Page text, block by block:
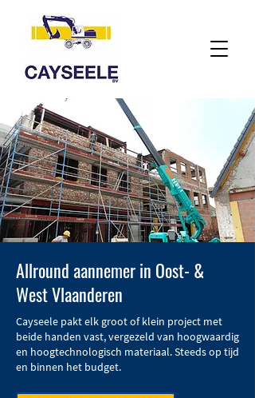
Allround aannemer in Oost- &
West Vlaanderen
Cayseele pakt elk groot of klein project met
beide handen vast, vergezeld van hoogwaardig
en hoogtechnologisch materiaal. Steeds op tijd
en binnen het budget.